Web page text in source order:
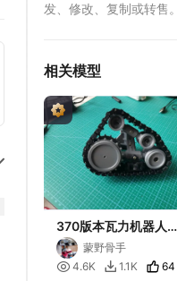
发、修改、复制或转售。
相关模型
370版本瓦力机器人履
带模块蒙野骨手
 4.6K  1.1K 64